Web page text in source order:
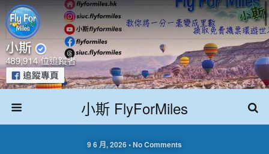
小斯 FlyForMiles
9 6 月, 2026 • No Comments